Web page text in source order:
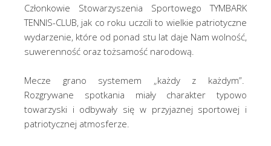
Członkowie Stowarzyszenia Sportowego TYMBARK
TENNIS-CLUB, jak co roku uczcili to wielkie patriotyczne
wydarzenie, które od ponad stu lat daje Nam wolność,
suwerenność oraz tożsamość narodową.
Mecze grano systemem „każdy z każdym”.
Rozgrywane spotkania miały charakter typowo
towarzyski i odbywały się w przyjaznej sportowej i
patriotycznej atmosferze.